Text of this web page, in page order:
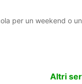
per un weekend o
Altri